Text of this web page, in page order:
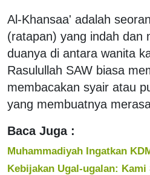
Al-Khansaa' adalah
(ratapan) yang indah dan
duanya di antara wanita
Rasulullah SAW biasa
membacakan syair atau
yang membuatnya
Baca Juga :
Muhammadiyah Ingatkan
Kebijakan Ugal-ugalan: Kami